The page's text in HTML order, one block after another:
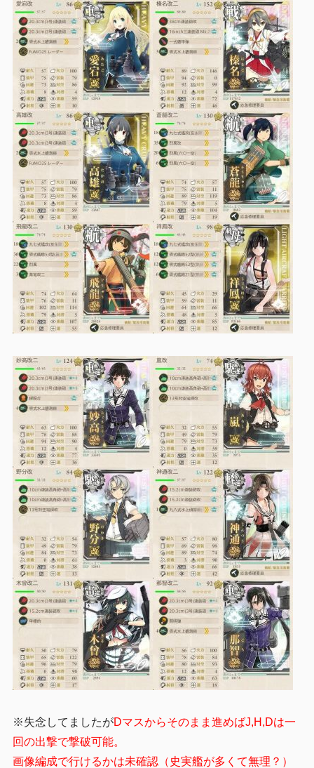
※失念してましたがDマスからそのまま進めばJ,H,Dは一
回の出撃で撃破可能。
画像編成で行けるかは未確認（史実艦が多くて無理？）